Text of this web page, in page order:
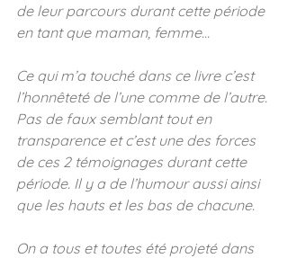
de leur parcours durant cette période
en tant que maman, femme…
Ce qui m’a touché dans ce livre c’est
l’honnêteté de l’une comme de l’autre.
Pas de faux semblant tout en
transparence et c’est une des forces
de ces 2 témoignages durant cette
période. Il y a de l’humour aussi ainsi
que les hauts et les bas de chacune.
On a tous et toutes été projeté dans